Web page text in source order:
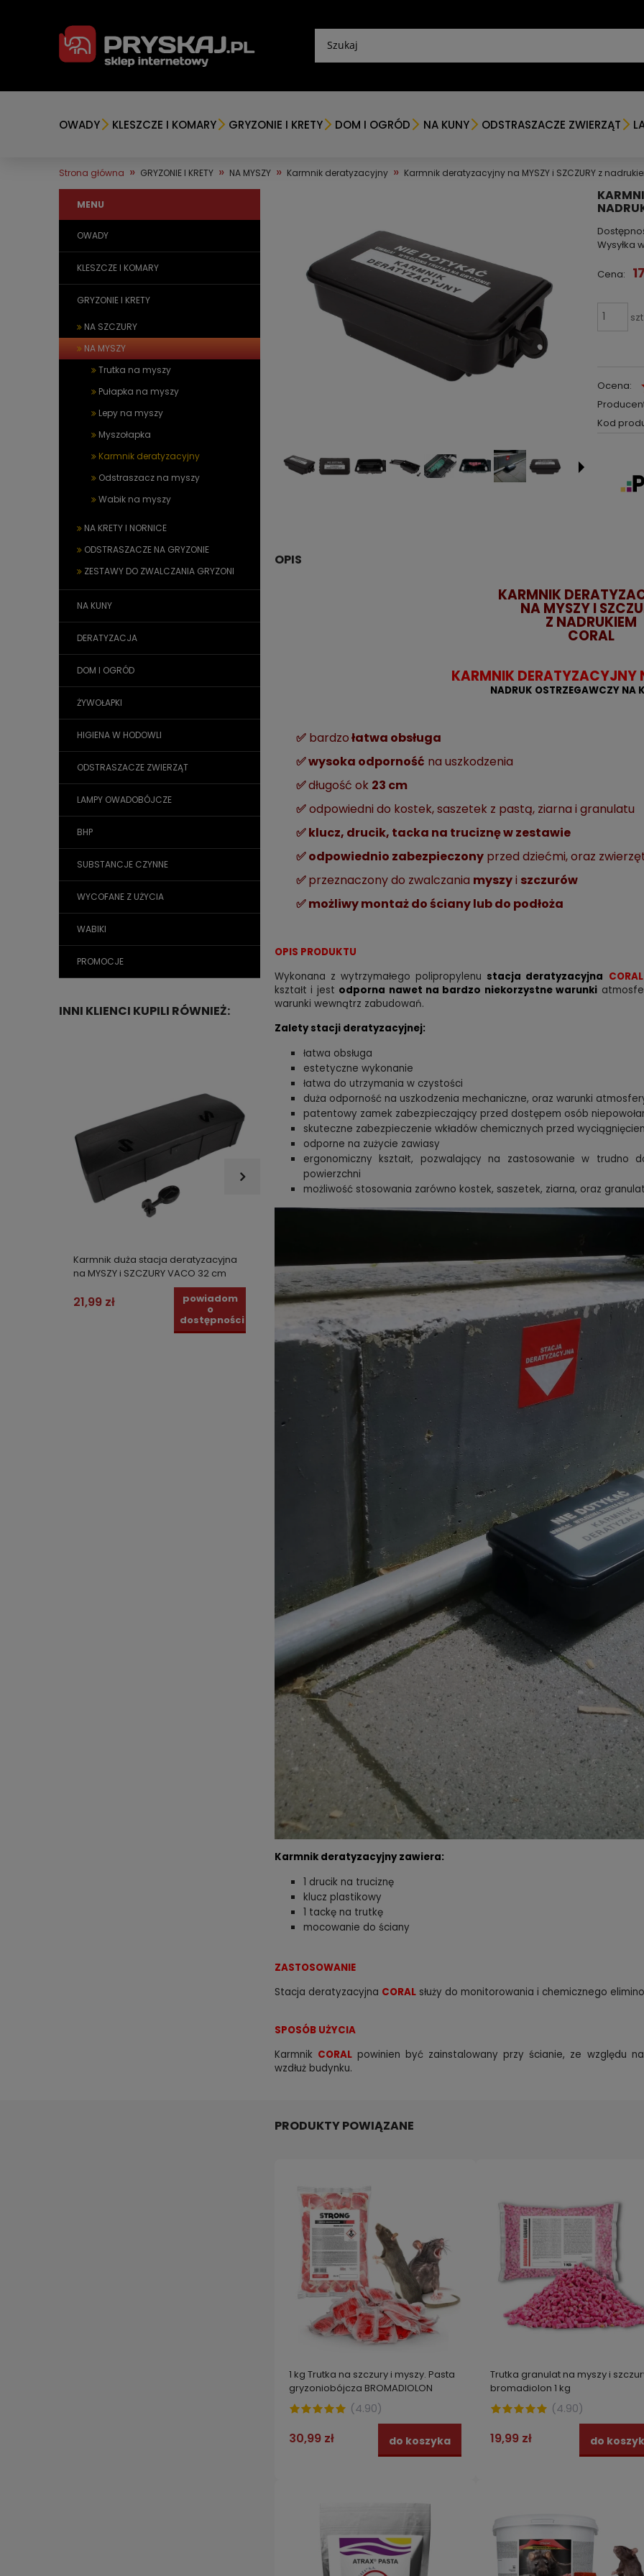
OWADY KLESZCZE I KOMARY GRYZONIE I KRETY DOM I OGRÓD NA KUNY ODSTRASZACZE ZWIERZĄT
Strona główna » GRYZONIE I KRETY » NA MYSZY » Karmnik deratyzacyjny » Karmnik deratyzacyjny na MYSZY i SZCZURY z
MENU
OWADY
KLESZCZE I KOMARY
GRYZONIE I KRETY
NA SZCZURY
NA MYSZY
Trutka na myszy
Pułapka na myszy
Lepy na myszy
Myszołapka
Karmnik deratyzacyjny
Odstraszacz na myszy
Wabik na myszy
NA KRETY I NORNICE
ODSTRASZACZE NA GRYZONIE
ZESTAWY DO ZWALCZANIA GRYZONI
NA KUNY
DERATYZACJA
DOM I OGRÓD
ŻYWOŁAPKI
HIGIENA W HODOWLI
ODSTRASZACZE ZWIERZĄT
LAMPY OWADOBÓJCZE
BHP
SUBSTANCJE CZYNNE
WYCOFANE Z UŻYCIA
WABIKI
PROMOCJE
INNI KLIENCI KUPILI RÓWNIEŻ:
Karmnik duża stacja deratyzacyjna
na MYSZY i SZCZURY VACO 32 cm
21,99 zł powiadom
o
dostępności
Trutka na myszy i szczury granulat
pellet bromadiolon STRONG 1 kg
24,99 zł
Trutka na szczury i myszy
bromadiolon odporna na
54,99 zł do
Wysyłka
Cena:
szt
Ocena:
Kod
OPIS
KARMNIK
NA MYSZY I
Z NADRUKIEM
CORAL
KARMNIK DERATYZACYJNY
NADRUK OSTRZEGAWCZY NA
✅ bardzołatwa obsługa
✅ wysoka odporność na uszkodzenia
✅długość ok 23 cm
✅odpowiedni do kostek, saszetek z pastą, ziarna i granulatu
✅ klucz, drucik, tacka na truciznę w zestawie
✅ odpowiednio zabezpieczony przed dziećmi, oraz
✅przeznaczony do zwalczania myszyi szczurów
✅ możliwy montaż do ściany lub do podłoża
OPIS PRODUKTU
Wykonana z wytrzymałego polipropylenu stacja deratyzacyjna CORAL
kształt i jest odporna nawet na bardzo niekorzystne warunki
warunki wewnątrz zabudowań.
Zalety stacji deratyzacyjnej:
łatwa obsługa
estetyczne wykonanie
łatwa do utrzymania w czystości
duża odporność na uszkodzenia mechaniczne, oraz warunki
patentowy zamek zabezpieczający przed dostępem osób
skuteczne zabezpieczenie wkładów chemicznych przed
odporne na zużycie zawiasy
ergonomiczny kształt, pozwalający na zastosowanie w trudno
powierzchni
możliwość stosowania zarówno kostek, saszetek, ziarna, oraz
Karmnik deratyzacyjny zawiera:
1 drucik na truciznę
klucz plastikowy
1 tackę na trutkę
mocowanie do ściany
ZASTOSOWANIE
Stacja deratyzacyjna CORAL służy do monitorowania i chemicznego
SPOSÓB UŻYCIA
Karmnik CORAL powinien być zainstalowany przy ścianie, ze względu
wzdłuż budynku.
PRODUKTY POWIĄZANE
1 kg Trutka na szczury i myszy. Pasta
gryzoniobójcza BROMADIOLON
STRONG
(4.90)
30,99 zł do koszyka
Trutka granulat na myszy i
bromadiolon 1 kg
(4.90)
19,99 zł do